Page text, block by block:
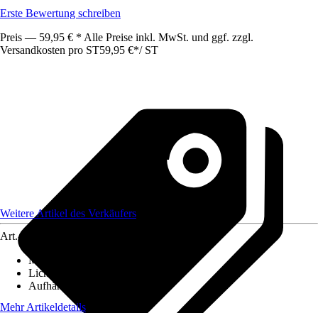
Erste Bewertung schreiben
Preis — 59,95 € * Alle Preise inkl. MwSt. und ggf. zzgl.
Versandkosten pro ST59,95 €*/ ST
Weitere Artikel des Verkäufers
Art.-Nr.
Maße (BxH)
Lichtdurchlässigkeit
Aufhängungsart
Mehr Artikeldetails